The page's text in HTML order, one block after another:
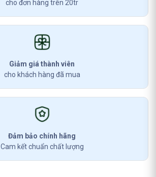
cho đơn hàng trên 20tr
Giảm giá thành viên
cho khách hàng đã mua
Đảm bảo chính hãng
Cam kết chuẩn chất lượng